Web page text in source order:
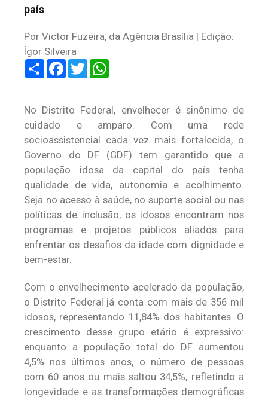
país
Por Victor Fuzeira, da Agência Brasília | Edição:
Ígor Silveira
ShareFacebook
Twitter
No Distrito Federal, envelhecer é sinônimo de
cuidado e amparo. Com uma rede
socioassistencial cada vez mais fortalecida, o
Governo do DF (GDF) tem garantido que a
população idosa da capital do país tenha
qualidade de vida, autonomia e acolhimento.
Seja no acesso à saúde, no suporte social ou nas
políticas de inclusão, os idosos encontram nos
programas e projetos públicos aliados para
enfrentar os desafios da idade com dignidade e
bem-estar.
Com o envelhecimento acelerado da população,
o Distrito Federal já conta com mais de 356 mil
idosos, representando 11,84% dos habitantes. O
crescimento desse grupo etário é expressivo:
enquanto a população total do DF aumentou
4,5% nos últimos anos, o número de pessoas
com 60 anos ou mais saltou 34,5%, refletindo a
longevidade e as transformações demográficas